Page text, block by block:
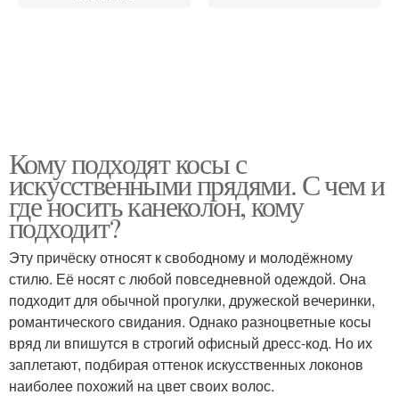
Кому подходят косы с
искусственными прядями. С чем и
где носить канеколон, кому
подходит?
Эту причёску относят к свободному и молодёжному
стилю. Её носят с любой повседневной одеждой. Она
подходит для обычной прогулки, дружеской вечеринки,
романтического свидания. Однако разноцветные косы
вряд ли впишутся в строгий офисный дресс-код. Но их
заплетают, подбирая оттенок искусственных локонов
наиболее похожий на цвет своих волос.